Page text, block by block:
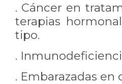
. Cáncer en
terapias
tipo.
.
. Embarazadas